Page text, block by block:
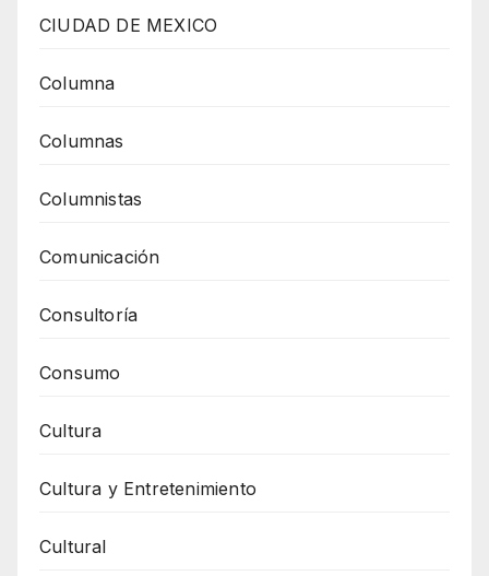
CIUDAD DE MEXICO
Columna
Columnas
Columnistas
Comunicación
Consultoría
Consumo
Cultura
Cultura y Entretenimiento
Cultural